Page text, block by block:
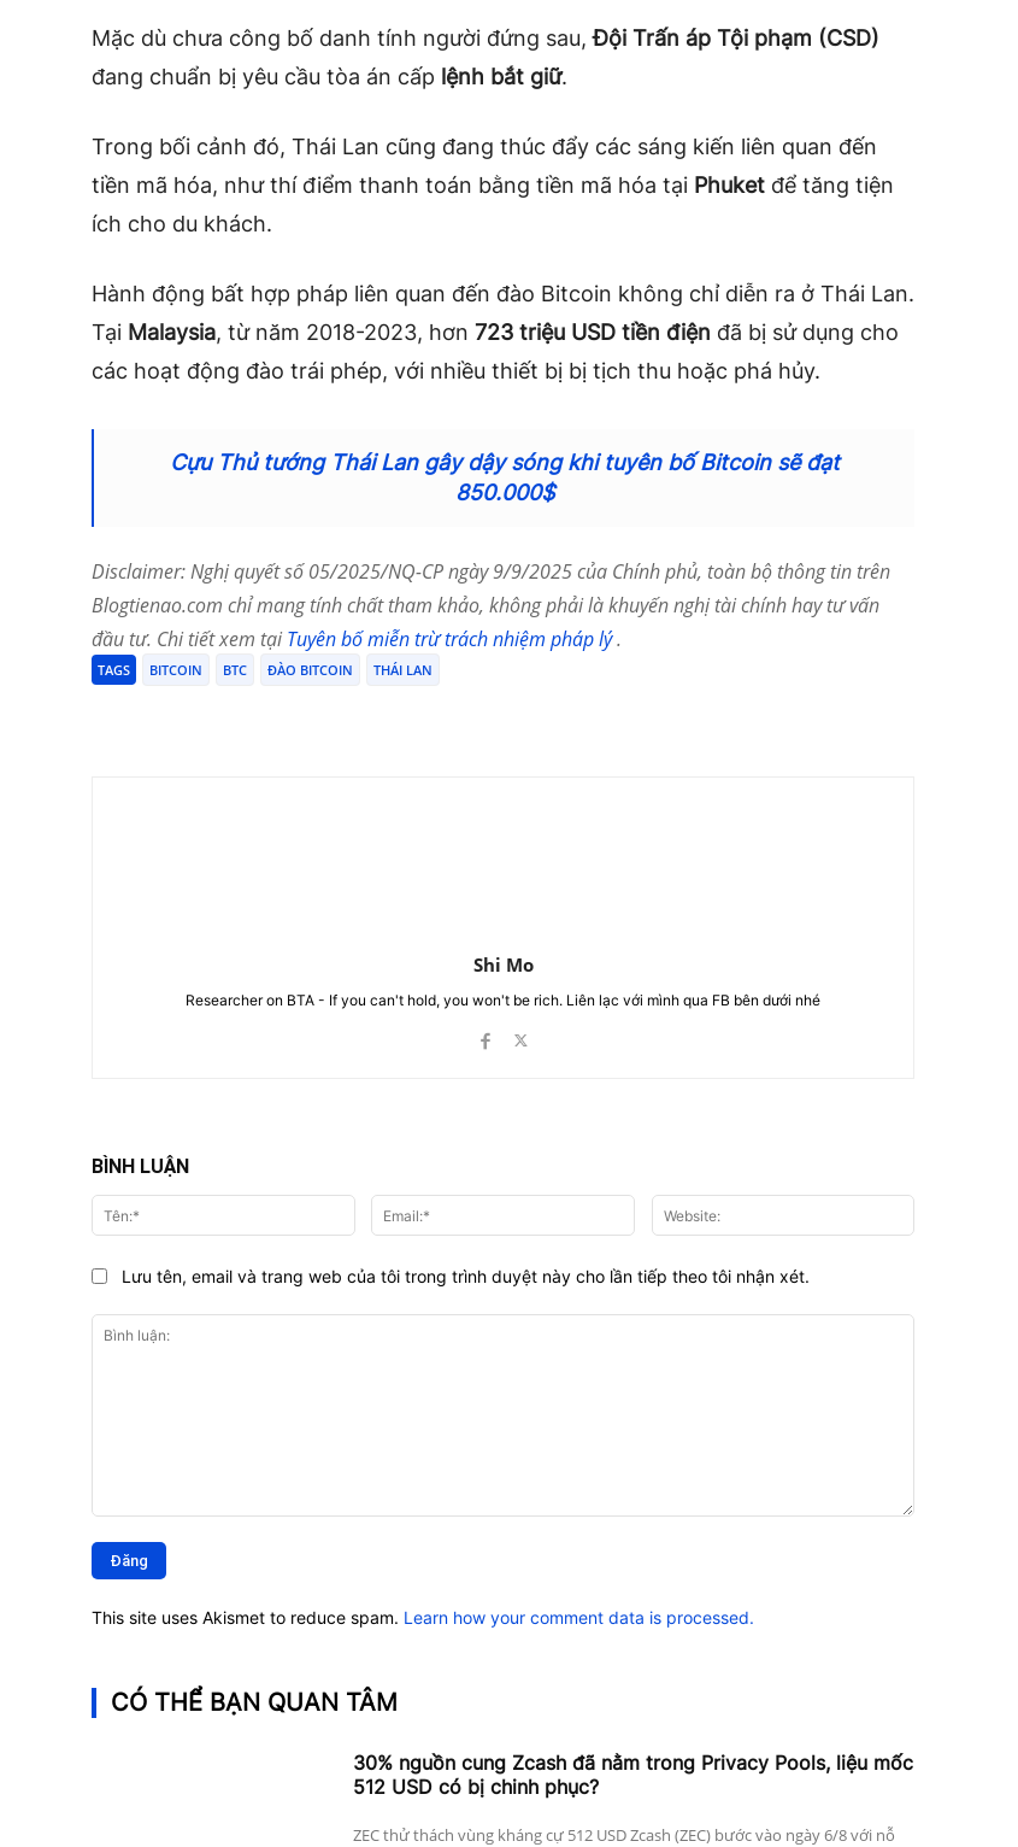
Mặc dù chưa công bố danh tính người đứng sau,Đội Trấn áp Tội phạm (CSD)
đang chuẩn bị yêu cầu tòa án cấp lệnh bắt giữ.
Trong bối cảnh đó, Thái Lan cũng đang thúc đẩy các sáng kiến liên quan đến
tiền mã hóa, như thí điểm thanh toán bằng tiền mã hóa tại Phuket để tăng tiện
ích cho du khách.
Hành động bất hợp pháp liên quan đến đào Bitcoin không chỉ diễn ra ở Thái Lan.
Tại Malaysia, từ năm 2018-2023, hơn 723 triệu USD tiền điện đã bị sử dụng cho
các hoạt động đào trái phép, với nhiều thiết bị bị tịch thu hoặc phá hủy.
Cựu Thủ tướng Thái Lan gây dậy sóng khi tuyên bố Bitcoin sẽ đạt
850.000$
Disclaimer: Nghị quyết số 05/2025/NQ-CP ngày 9/9/2025 của Chính phủ, toàn bộ thông tin trên
Blogtienao.com chỉ mang tính chất tham khảo, không phải là khuyến nghị tài chính hay tư vấn
đầu tư. Chi tiết xem tạiTuyên bố miễn trừ trách nhiệm pháp lý.
TAGS BITCOIN BTC ĐÀO BITCOIN THÁI LAN
Shi Mo
Researcher on BTA - If you can't hold, you won't be rich. Liên lạc với mình qua FB bên dưới nhé
BÌNH LUẬN
luận:
Tên:* Email:*
Lưu tên, email và trang web của tôi trong trình duyệt này cho lần tiếp theo tôi nhận xét.
This site uses Akismet to reduce spam. Learn how your comment data is processed.
CÓ THỂ BẠN QUAN TÂM
30% nguồn cung Zcash đã nằm trong Privacy Pools, liệu mốc
512 USD có bị chinh phục?
ZEC thử thách vùng kháng cự 512 USD Zcash (ZEC) bước vào ngày 6/8 với nỗ